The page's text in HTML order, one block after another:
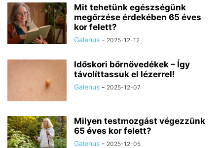
Mit tehetünk egészségünk
megőrzése érdekében 65 éves
kor felett?
Galenus - 2025-12-12
Időskori bőrnövedékek – Így
távolíttassuk el lézerrel!
Galenus - 2025-12-07
Milyen testmozgást végezzünk
65 éves kor felett?
Galenus - 2025-12-05